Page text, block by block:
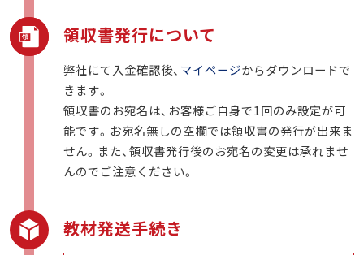
領収書発行について
弊社にて入金確認後、 マイページからダウンロードで
きます。
領収書のお宛名は、お客様ご自身で1回のみ設定が可
能です。お宛名無しの空欄では領収書の発行が出来ま
せん。また、領収書発行後のお宛名の変更は承れませ
んのでご注意ください。
教材発送手続き